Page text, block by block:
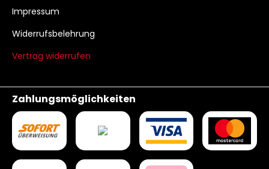
Impressum
Widerrufsbelehrung
Vertrag widerrufen
Zahlungsmöglichkeiten